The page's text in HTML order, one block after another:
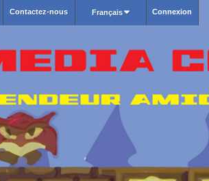
Connexion
Français
Contactez-nous